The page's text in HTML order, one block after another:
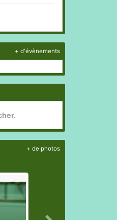
+ d'évènements
+ de photos